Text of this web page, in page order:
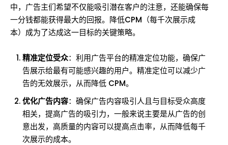
中，广告主们希望不仅能吸引潜在客户的注意，还能确保每
一分钱都能获得最大的回报。降低CPM（每千次展示成
本）成为了达成这一目标的关键策略。
精准定位受众：利用广告平台的精准定位功能，确保广
告展示给最有可能感兴趣的用户。精准定位可以减少广
告的无效展示，从而降低 CPM。
优化广告内容：确保广告内容吸引人且与目标受众高度
相关，提高广告的吸引力，一般来说主要是从广告的创
意出发，高质量的内容可以提高点击率，从而降低每千
次展示的成本。